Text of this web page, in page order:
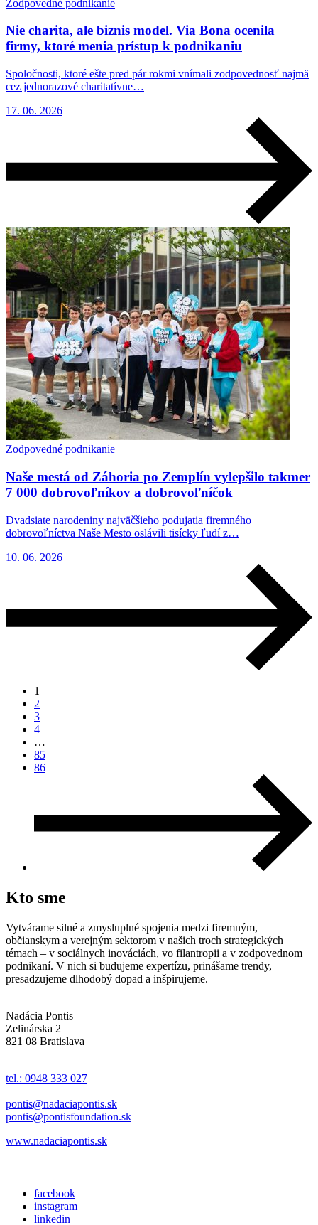
Zodpovedné podnikanie
Nie charita, ale biznis model. Via Bona ocenila
firmy, ktoré menia prístup k podnikaniu
Spoločnosti, ktoré ešte pred pár rokmi vnímali zodpovednosť najmä
cez jednorazové charitatívne…
17. 06. 2026
Zodpovedné podnikanie
Naše mestá od Záhoria po Zemplín vylepšilo takmer
7 000 dobrovoľníkov a dobrovoľníčok
Dvadsiate narodeniny najväčšieho podujatia firemného
dobrovoľníctva Naše Mesto oslávili tisícky ľudí z…
10. 06. 2026
1
2
3
4
…
85
86
Kto sme
Vytvárame silné a zmysluplné spojenia medzi firemným,
občianskym a verejným sektorom v našich troch strategických
témach – v sociálnych inováciách, vo filantropii a v zodpovednom
podnikaní. V nich si budujeme expertízu, prinášame trendy,
presadzujeme dlhodobý dopad a inšpirujeme.
Nadácia Pontis
Zelinárska 2
821 08 Bratislava
tel.: 0948 333 027
pontis@nadaciapontis.sk
pontis@pontisfoundation.sk
www.nadaciapontis.sk
facebook
instagram
linkedin